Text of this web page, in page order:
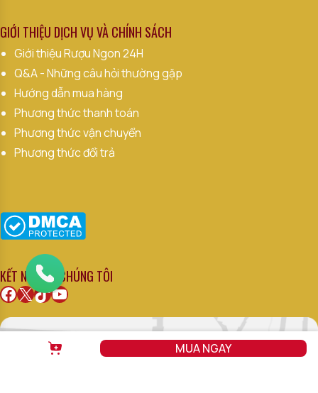
GIỚI THIỆU DỊCH VỤ VÀ CHÍNH SÁCH
Giới thiệu Rượu Ngon 24H
Q&A - Những câu hỏi thường gặp
Hướng dẫn mua hàng
Phương thức thanh toán
Phương thức vận chuyển
Phương thức đổi trả
KẾT NỐI VỚI CHÚNG TÔI
Facebook
X TikTok
Youtube
MUA NGAY